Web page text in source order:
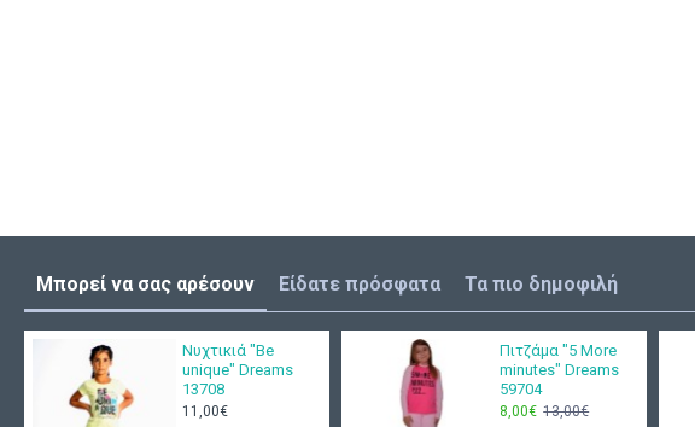
Μπορεί να σας αρέσουν Είδατε πρόσφατα Τα πιο δημοφιλή
Νυχτικιά "Be
unique" Dreams
13708
11,00€
Πιτζάμα "5 More
minutes" Dreams
59704
8,00€ 13,00€